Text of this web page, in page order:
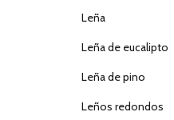
Leña
Leña de eucalipto
Leña de pino
Leños redondos